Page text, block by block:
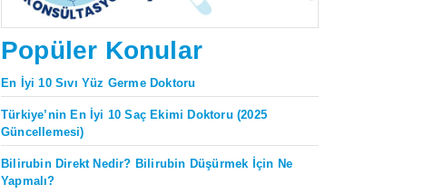
Popüler Konular
En İyi 10 Sıvı Yüz Germe Doktoru
Türkiye’nin En İyi 10 Saç Ekimi Doktoru (2025
Güncellemesi)
Bilirubin Direkt Nedir? Bilirubin Düşürmek İçin Ne
Yapmalı?